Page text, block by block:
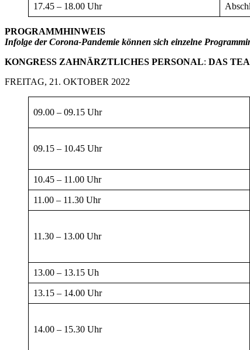
17.45 – 18.00 Uhr
PROGRAMMHINWEIS
Infolge der Corona-Pandemie können sich einzelne
KONGRESS ZAHNÄRZTLICHES PERSONAL: DAS
FREITAG, 21. OKTOBER 2022
09.00 – 09.15 Uhr
09.15 – 10.45 Uhr
10.45 – 11.00 Uhr
11.00 – 11.30 Uhr
11.30 – 13.00 Uhr
13.00 – 13.15 Uh
13.15 – 14.00 Uhr
14.00 – 15.30 Uhr